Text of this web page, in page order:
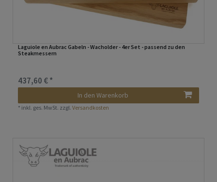
Laguiole en Aubrac Gabeln - Wacholder - 4er Set - passend zu den
Steakmessern
437,60 € *
In den Warenkorb
* inkl. ges. MwSt. zzgl.Versandkosten